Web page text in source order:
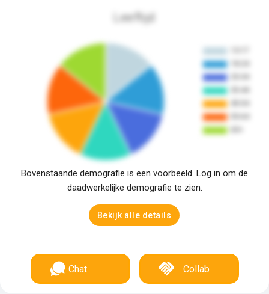
Leeftijd
Bovenstaande demografie is een voorbeeld. Log in om de
daadwerkelijke demografie te zien.
Bekijk alle details
Chat Collab